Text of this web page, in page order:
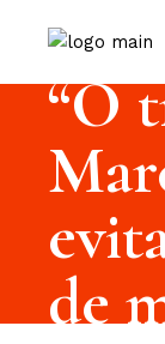
“O
de